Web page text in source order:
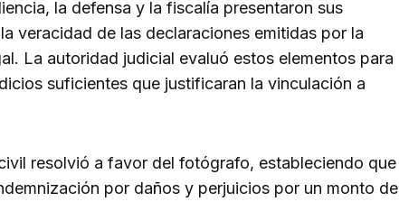
la defensa y la fiscalía presentaron sus
veracidad de las declaraciones emitidas por la
La autoridad judicial evaluó estos elementos para
suficientes que justificaran la vinculación a
resolvió a favor del fotógrafo, estableciendo que
por daños y perjuicios por un monto de